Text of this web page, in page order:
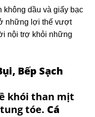
dầu và giấy bạc
ở những lợi thế vượt
nội trợ khỏi những
Bếp Sạch
khói than mịt
tóe. Cá